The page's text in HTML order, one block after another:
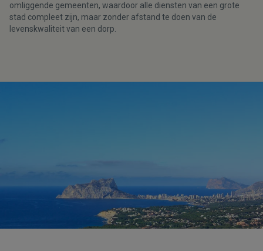
omliggende gemeenten, waardoor alle diensten van een grote
stad compleet zijn, maar zonder afstand te doen van de
levenskwaliteit van een dorp.